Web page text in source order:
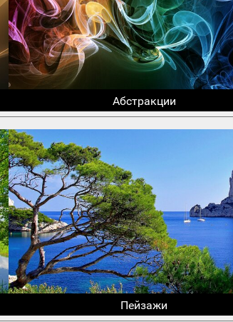
Абстракции
Пейзажи